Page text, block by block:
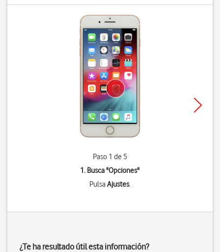
Paso 1 de 5
1. Busca "Opciones"
PulsaAjustes.
¿Te ha resultado útil esta información?